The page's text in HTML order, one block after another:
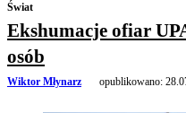
Świat
Ekshumacje ofiar
osób
Wiktor Młynarz opublikowano: